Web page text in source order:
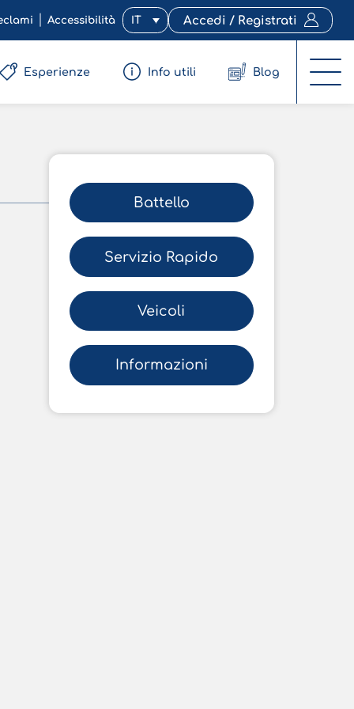
Accessibilità IT Accedi / Registrati
Esperienze Info utili Blog
Battello
Servizio Rapido
Veicoli
Informazioni